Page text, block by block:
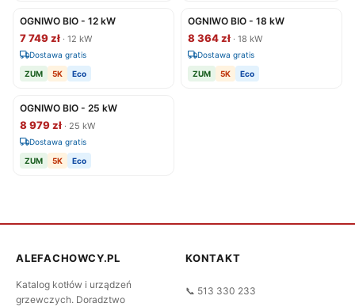
OGNIWO BIO - 12 kW
7 749 zł · 12 kW
Dostawa gratis
ZUM
5K Eco
OGNIWO BIO - 18 kW
8 364 zł · 18 kW
Dostawa gratis
ZUM
5K Eco
OGNIWO BIO - 25 kW
8 979 zł · 25 kW
Dostawa gratis
ZUM
5K Eco
ALEFACHOWCY.PL
Katalog kotłów i urządzeń
grzewczych. Doradztwo
KONTAKT
📞 513 330 233